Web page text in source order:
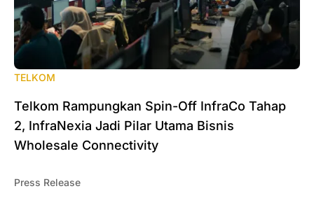
TELKOM
Telkom Rampungkan Spin-Off InfraCo Tahap
2, InfraNexia Jadi Pilar Utama Bisnis
Wholesale Connectivity
Press Release